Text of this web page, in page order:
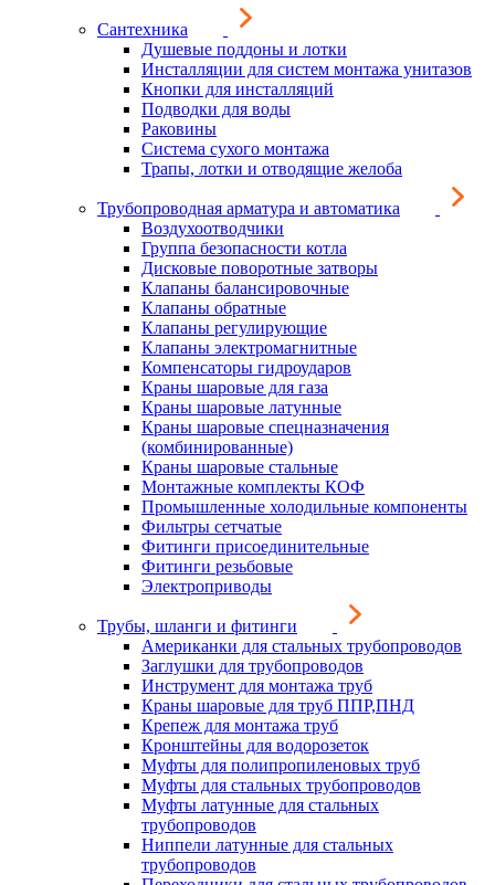
Сантехника
Душевые поддоны и лотки
Инсталляции для систем монтажа унитазов
Кнопки для инсталляций
Подводки для воды
Раковины
Система сухого монтажа
Трапы, лотки и отводящие желоба
Трубопроводная арматура и автоматика
Воздухоотводчики
Группа безопасности котла
Дисковые поворотные затворы
Клапаны балансировочные
Клапаны обратные
Клапаны регулирующие
Клапаны электромагнитные
Компенсаторы гидроударов
Краны шаровые для газа
Краны шаровые латунные
Краны шаровые спецназначения
(комбинированные)
Краны шаровые стальные
Монтажные комплекты КОФ
Промышленные холодильные компоненты
Фильтры сетчатые
Фитинги присоединительные
Фитинги резьбовые
Электроприводы
Трубы, шланги и фитинги
Американки для стальных трубопроводов
Заглушки для трубопроводов
Инструмент для монтажа труб
Краны шаровые для труб ППР,ПНД
Крепеж для монтажа труб
Кронштейны для водорозеток
Муфты для полипропиленовых труб
Муфты для стальных трубопроводов
Муфты латунные для стальных
трубопроводов
Ниппели латунные для стальных
трубопроводов